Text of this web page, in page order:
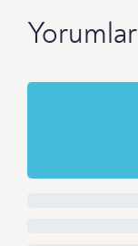
Yorumlar